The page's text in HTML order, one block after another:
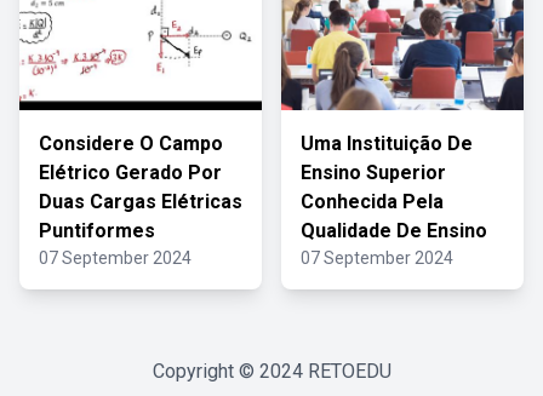
Considere O Campo
Elétrico Gerado Por
Duas Cargas Elétricas
Puntiformes
07 September 2024
Uma Instituição De
Ensino Superior
Conhecida Pela
Qualidade De Ensino
07 September 2024
Copyright © 2024 RETOEDU